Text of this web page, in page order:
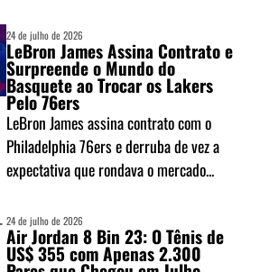
24 de julho de 2026
LeBron James Assina Contrato e
Surpreende o Mundo do
Basquete ao Trocar os Lakers
Pelo 76ers
LeBron James assina contrato com o
Philadelphia 76ers e derruba de vez a
expectativa que rondava o mercado...
24 de julho de 2026
Air Jordan 8 Bin 23: O Tênis de
US$ 355 com Apenas 2.300